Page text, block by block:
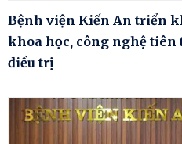
Bệnh viện Kiến An triển
khoa học, công nghệ tiên
điều trị